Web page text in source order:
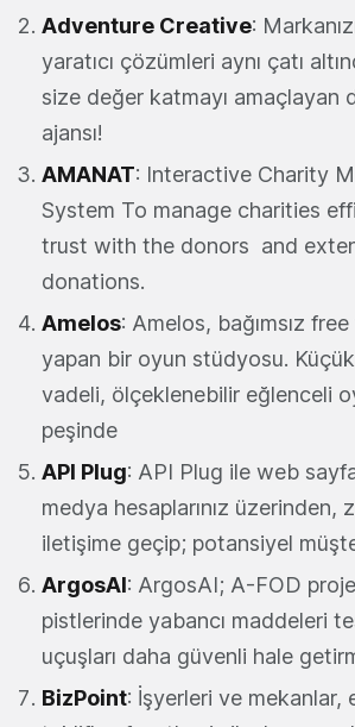
Adventure Creative:
yaratıcı çözümleri aynı çatı
size değer katmayı amaçlayan
ajansı!
AMANAT: Interactive Charity
System To manage charities
trust with the donors and
donations.
Amelos: Amelos, bağımsız
yapan bir oyun stüdyosu.
vadeli, ölçeklenebilir eğlenceli
peşinde
API Plug: API Plug ile web
medya hesaplarınız üzerinden,
iletişime geçip; potansiyel
ArgosAI: ArgosAI; A-FOD
pistlerinde yabancı maddeleri
uçuşları daha güvenli hale
BizPoint: İşyerleri ve mekanlar,